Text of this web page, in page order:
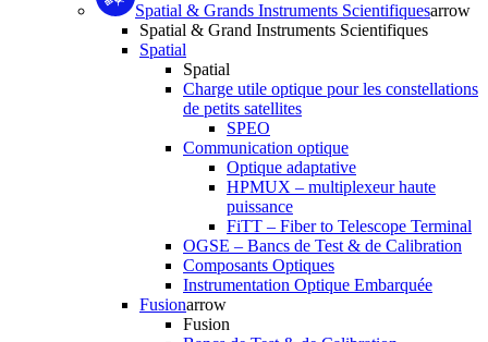
Spatial & Grands Instruments Scientifiquesarrow
Spatial & Grand Instruments Scientifiques
Spatial
Spatial
Charge utile optique pour les constellations
de petits satellites
SPEO
Communication optique
Optique adaptative
HPMUX – multiplexeur haute
puissance
FiTT – Fiber to Telescope Terminal
OGSE – Bancs de Test & de Calibration
Composants Optiques
Instrumentation Optique Embarquée
Fusionarrow
Fusion